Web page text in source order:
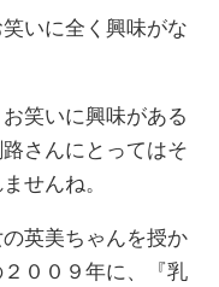
いに全く興味がな
笑いに興味がある
さんにとってはそ
せんね。
英美ちゃんを授か
００９年に、『乳